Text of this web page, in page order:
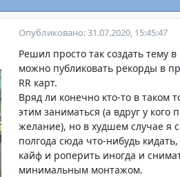
Опубликовано: 31.07.2020, 15:45:47
Решил просто так создать тему в
можно публиковать рекорды в
RR карт.
Вряд ли конечно кто-то в таком
этим заниматься (а вдруг у кого
желание), но в худшем случае я
полгода сюда что-нибудь
кайф и роперить иногда и
минимальным монтажом.